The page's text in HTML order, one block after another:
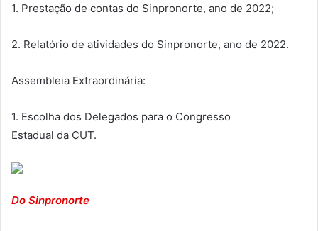
1. Prestação de contas do Sinpronorte, ano de 2022;
2. Relatório de atividades do Sinpronorte, ano de 2022.
Assembleia Extraordinária:
1. Escolha dos Delegados para o Congresso
Estadual da CUT.
Do Sinpronorte